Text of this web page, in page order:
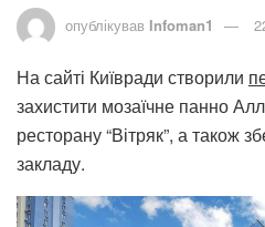
опублікував Infoman1
На сайті Київради створили
захистити мозаїчне панно
ресторану “Вітряк”, а також
закладу.